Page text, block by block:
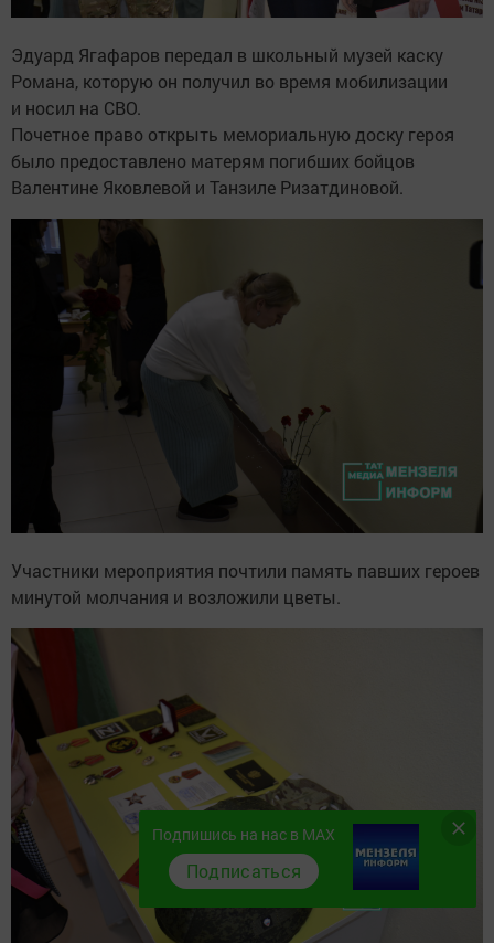
Эдуард Ягафаров передал в школьный музей каску
Романа, которую он получил во время мобилизации
и носил на СВО.
Почетное право открыть мемориальную доску героя
было предоставлено матерям погибших бойцов
Валентине Яковлевой и Танзиле Ризатдиновой.
Участники мероприятия почтили память павших героев
минутой молчания и возложили цветы.
Подпишись на нас в MAX
Подписаться